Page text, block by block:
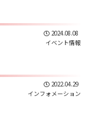
2024.08.08
イベント情報
2022.04.29
インフォメーション